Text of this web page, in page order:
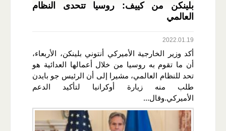
بلينكن من كييف: روسيا تتحدى النظام
العالمي
2022.01.19
أكد وزير الخارجية الأميركي أنتوني بلينكن، الأربعاء،
أن ما تقوم به روسيا من خلال أعمالها العدائية هو
تحد للنظام العالمي، مشيرا إلى أن الرئيس جو بايدن
طلب منه زيارة أوكرانيا لتأكيد الدعم
الأميركي.وقال...